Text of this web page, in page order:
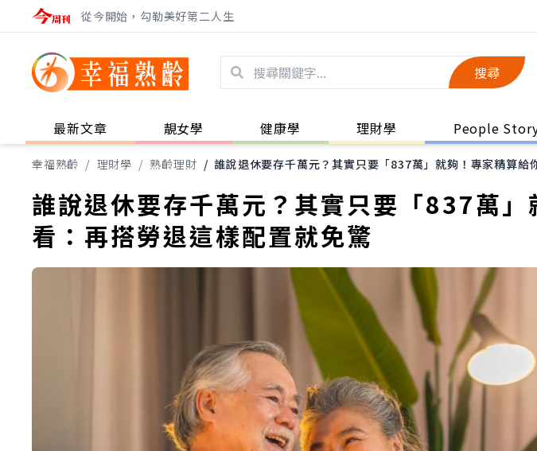
從今開始，勾勒美好第二人生
搜尋
最新文章 靚女學 健康學 理財學 People
幸福熟齡 / 理財學 / 熟齡理財 / 誰說退休要存千萬元？其實只要「837萬」就夠！專家精算給
誰說退休要存千萬元？其實只要「837萬」
看：再搭勞退這樣配置就免驚